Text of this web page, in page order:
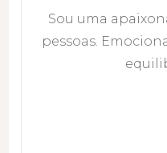
Sou uma
pessoas.